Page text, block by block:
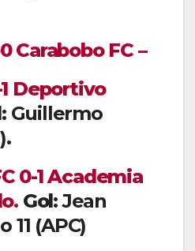
Carabobo FC –
Deportivo
Guillermo
0-1 Academia
Gol:Jean
11 (APC)